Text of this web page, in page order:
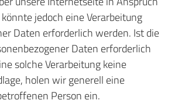
jedoch eine Verarbeitung
Daten erforderlich werden. Ist die
Daten erforderlich
solche Verarbeitung keine
holen wir generell eine
Person ein.